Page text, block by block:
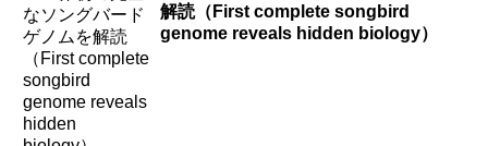
解読（First complete songbird
genome reveals hidden biology）